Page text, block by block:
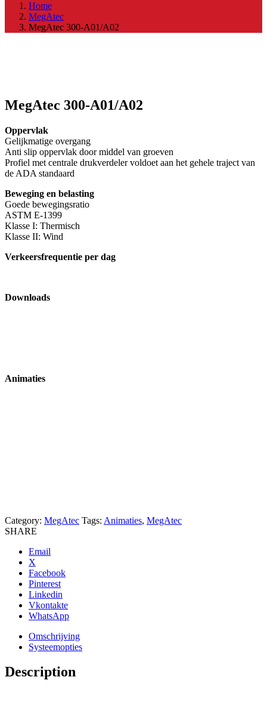
Home
MegAtec
MegAtec 300-A01/A02
MegAtec 300-A01/A02
Oppervlak
Gelijkmatige overgang
Anti slip oppervlak door middel van groeven
Profiel met centrale drukverdeler voldoet aan het gehele traject van
de ADA standaard
Beweging en belasting
Goede bewegingsratio
ASTM E-1399
Klasse I: Thermisch
Klasse II: Wind
Verkeersfrequentie per dag
Downloads
Animaties
Category: MegAtec Tags: Animaties, MegAtec
SHARE
Email
X
Facebook
Pinterest
Linkedin
Vkontakte
WhatsApp
Omschrijving
Systeemopties
Description